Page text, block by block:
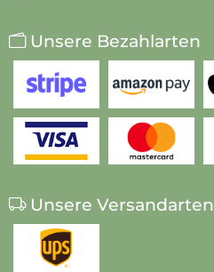
Unsere Bezahlarten
Unsere Versandarten